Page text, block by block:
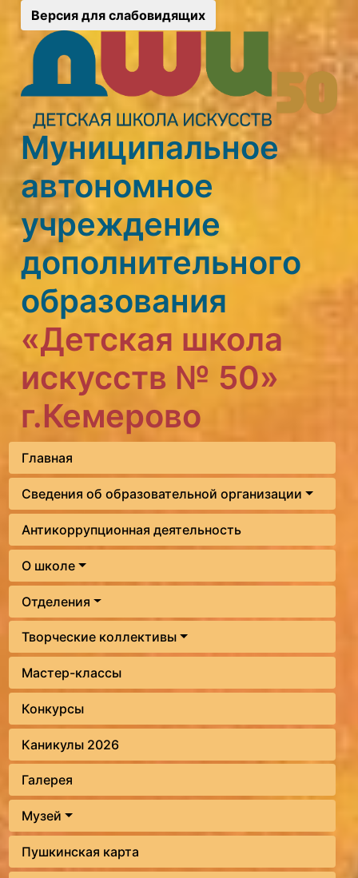
Версия для слабовидящих
Муниципальное
автономное
учреждение
дополнительного
образования
«Детская школа
искусств № 50»
г.Кемерово
Главная
Сведения об образовательной организации
Антикоррупционная деятельность
О школе
Отделения
Творческие коллективы
Мастер-классы
Конкурсы
Каникулы 2026
Галерея
Музей
Пушкинская карта